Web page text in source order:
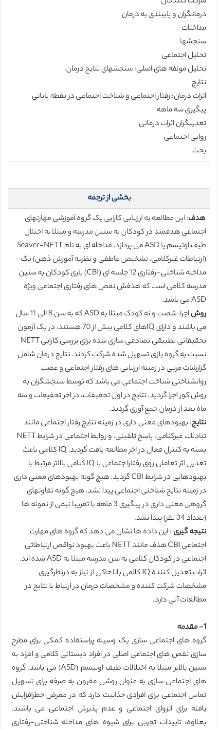
درمانگران و پایبندی به درمان
مداخلات
سنجشها
تحلیل اجتماعی
تحلیل مولفه های اصلی: سنجشهای نتایج درمان.
نتایج
اثرات درمان: رفتار اجتماعی و شناخت اجتماعی در نقطه پایانی
پیگیری سه ماهه
تعدیلگران اثرات درمانی
روایی اجتماعی
بحث
بخشی از ترجمه
هدف: این مطالعه به ارزیابی کارایی یک گروه آموزشی مهارتهای
اجتماعی هدفمند در کودکان به سنین مدرسه و مبتلا به اختلال
طیف اوتیسم یا ASD می پردازد. مداخله ای به نام Seaver-NETT
(ارتباطات غیرکلامی، تشخیص عاطفی و نظریه آموزش ذهن) یک
مداخله شناختی-رفتاری 12 جلسه ای (CBI) باری کودکان به سنین
مدرسه کلامی است که هدفش نقص های رفتاری اجتماعی ویژه
ASD می باشد.
روش
اجرا: شصت و نه کودک مبتلا به ASD که به سن 8 الی 11 سال
می باشند و دارای IQهای کلامی بیش از 70 هستند، در یک آزمون
تحقیقاتی تطبیقی تصادفی سازی شده برای بررسی کارایی NETT
نسبت به گروه بازی تسهیل شده شرکت کردند. نتایج درمان شامل
گزارشات مربی در زمینه ارزیابی های رفتار اجتماعی و عصب
روانشناختی شناخت اجتماعی می باشد که توسط سنجشگران به
روش کور اجرا گردید. نتایج در اول تحقیقات، در اخر تحقیقات و سه
ماه بعد از درمان جمع آوری گردید.
نتایج: بهبودهای معنی داری در زمینه نتایج رفتار اجتماعی مانند
تبادلات غیرکلامی، پاسخ تلقینی، و روابط اجتماعی در شرایط NETT
بسته به کنترل فعال در اخر مطالعه یافت گردید. IQ کلامی باعث
تعدیل اثر تعاملی روی رفتارا جتماعی با IQ کلامی بالاتر مرتبط با
بهبودهایی در شرایط CBI گردید. هیچ گونه بهبودهای معنی داری
در زمینه نتایج شناختی اجتماعی پیدا نشد. هیچ گونه تفاوتهای
گروهی معنی داری در پیگیری 3 ماهه با تقریبا نیمی از نمونه ها
(تعداد 34 نفر) پیدا نشد.
نتیجه گیری: این داده ها نشان می دهد که گروه های مهارت
اجتماعی CBI هدف مانند NETT باعث بهبود نواقص ارتباطاتی
اجتماعی در کودکان کلامی به سن مدرسه مبتلا به ASD شده اند.
اثرات تعدیل کننده IQ کلامی بالا حاکی از نیاز به درنظرگیری
مشخصات شرکت کننده و مشخصات درمان در ارتباط با نتایج در
مطالعات آتی دارد.
1- مقدمه
گروه های اجتماعی سازی یک وسیله پراستفاده کمکی برای مطرح
سازی نقص های اجتماعی اصلی در افراد دبستانی کلامی و افراد به
سنین بالاتر مبتلا به اختلالات طیف اوتیسم (ASD) می باشد. گروه
های اجتماعی سازی به عنوان روشی مقرون به صرفه برای تسهیل
تماس اجتماعی برای افرادی جذابیت دارد که در معرض خطرافزایش
یافته برای انزوای اجتماعی و عدم پذیرش اجتماعی می باشند.
بعلاوه، تاییدات تجربی برای شیوه های مداخله شناختی-رفتاری